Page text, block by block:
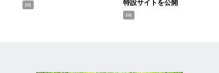
PR
特設サイトを公開
PR